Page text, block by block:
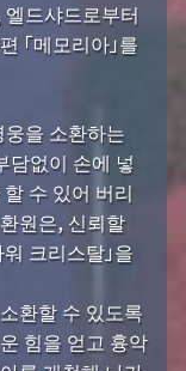
드샤드로부터
「메모리아」를
을 소환하는
담없이 손에 넣
수 있어 버리
원은, 신뢰할
크리스탈」을
환할 수 있도록
힘을 얻고 흉악